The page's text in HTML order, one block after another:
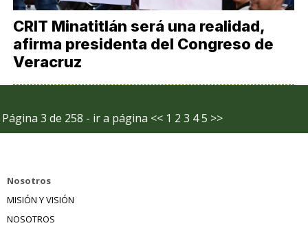
CRIT Minatitlán será una realidad,
afirma presidenta del Congreso de
Veracruz
Página 3 de 258 - ir a página << 1 2 3 45 >>
Nosotros
MISIÓN Y VISIÓN
NOSOTROS